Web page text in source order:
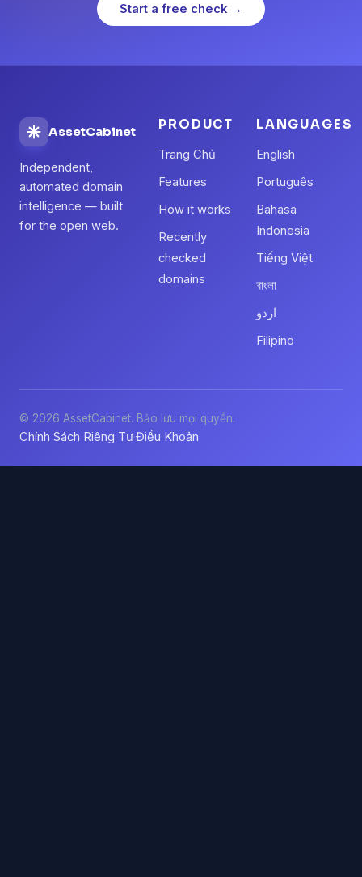
Start a free check →
AssetCabinet
Independent,
automated domain
intelligence — built
for the open web.
PRODUCT
Trang Chủ
Features
How it works
Recently
checked
domains
LANGUAGES
English
Português
Bahasa
Indonesia
Tiếng Việt
বাংলা
اردو
Filipino
© 2026 AssetCabinet. Bảo lưu mọi quyền.
Chính Sách Riêng Tư·Điều Khoản